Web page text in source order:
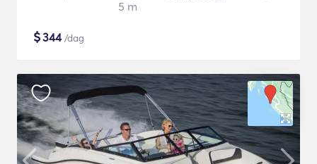
5 m
$344/dag